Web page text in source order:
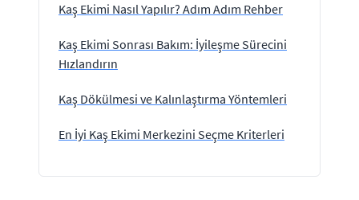
Kaş Ekimi Nasıl Yapılır? Adım Adım Rehber
Kaş Ekimi Sonrası Bakım: İyileşme Sürecini
Hızlandırın
Kaş Dökülmesi ve Kalınlaştırma Yöntemleri
En İyi Kaş Ekimi Merkezini Seçme Kriterleri